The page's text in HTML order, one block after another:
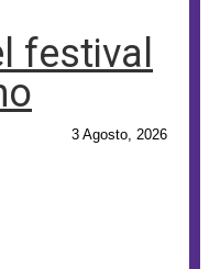
festival
3 Agosto, 2026